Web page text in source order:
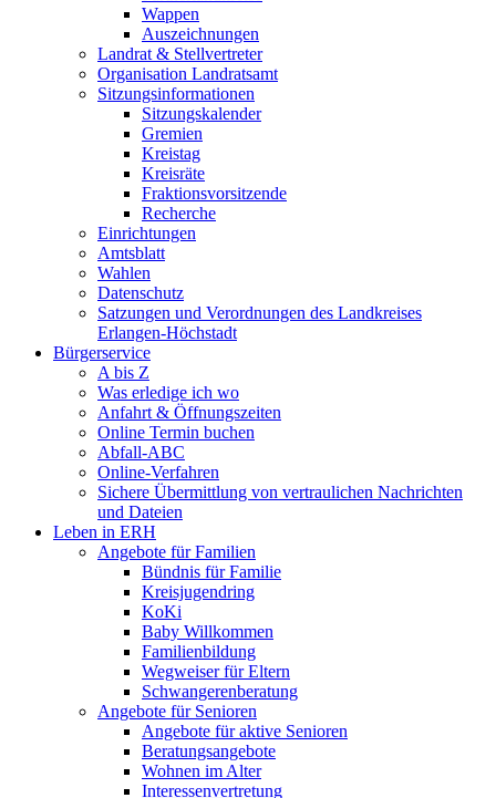
Wappen
Auszeichnungen
Landrat & Stellvertreter
Organisation Landratsamt
Sitzungsinformationen
Sitzungskalender
Gremien
Kreistag
Kreisräte
Fraktionsvorsitzende
Recherche
Einrichtungen
Amtsblatt
Wahlen
Datenschutz
Satzungen und Verordnungen des Landkreises
Erlangen-Höchstadt
Bürgerservice
A bis Z
Was erledige ich wo
Anfahrt & Öffnungszeiten
Online Termin buchen
Abfall-ABC
Online-Verfahren
Sichere Übermittlung von vertraulichen Nachrichten
und Dateien
Leben in ERH
Angebote für Familien
Bündnis für Familie
Kreisjugendring
KoKi
Baby Willkommen
Familienbildung
Wegweiser für Eltern
Schwangerenberatung
Angebote für Senioren
Angebote für aktive Senioren
Beratungsangebote
Wohnen im Alter
Interessenvertretung